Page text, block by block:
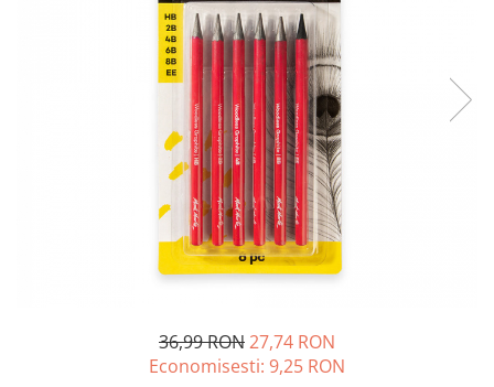
Palete și pahare pentru pictură
Pensule pentru acrilice
Pensule pentru acuarelă
Pensule pentru ulei
36,99 RON27,74 RON
Economisesti: 9,25 RON